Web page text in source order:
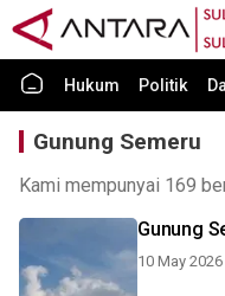
Hukum Politik
Gunung Semeru
Kami mempunyai 169
Gunung
10 May